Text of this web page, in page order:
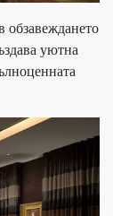
обзавеждането
уютна